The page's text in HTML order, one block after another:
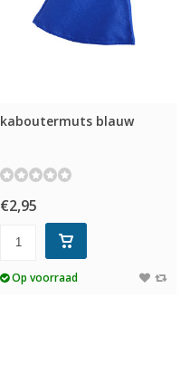
kaboutermuts blauw
€2,95
Op voorraad